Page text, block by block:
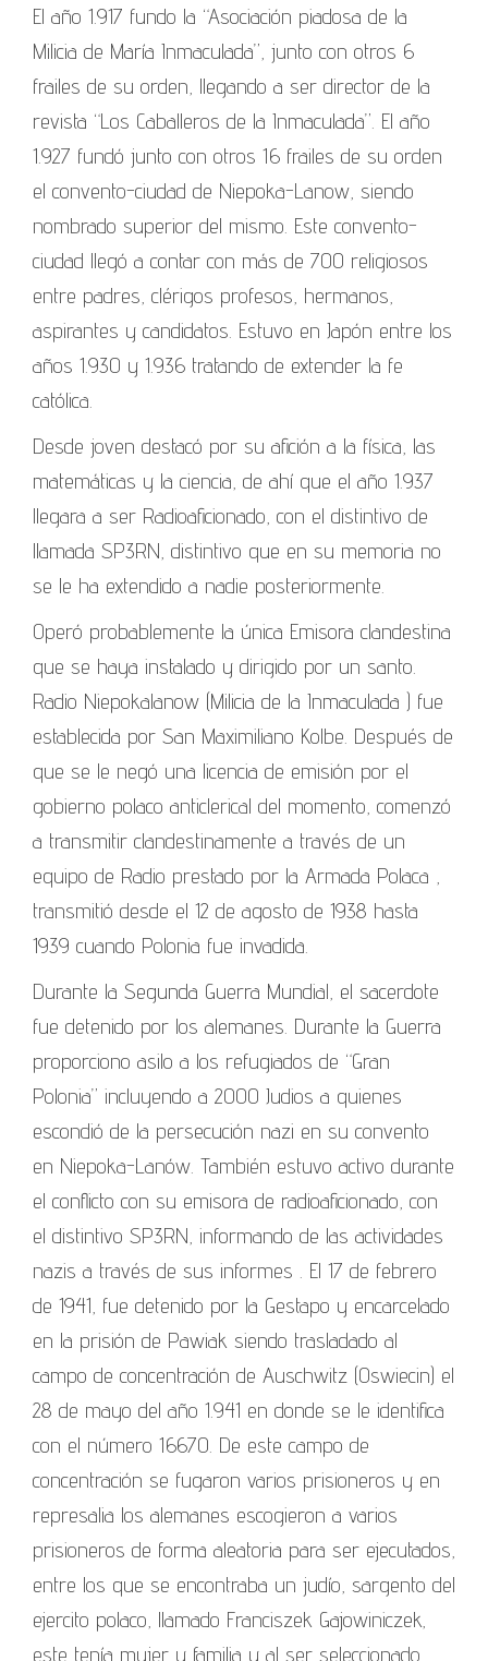
El año 1.917 fundo la “Asociación piadosa de la
Milicia de María Inmaculada”, junto con otros 6
frailes de su orden, llegando a ser director de la
revista “Los Caballeros de la Inmaculada”. El año
1.927 fundó junto con otros 16 frailes de su orden
el convento-ciudad de Niepoka-Lanow, siendo
nombrado superior del mismo. Este convento-
ciudad llegó a contar con más de 700 religiosos
entre padres, clérigos profesos, hermanos,
aspirantes y candidatos. Estuvo en Japón entre los
años 1.930 y 1.936 tratando de extender la fe
católica.
Desde joven destacó por su afición a la física, las
matemáticas y la ciencia, de ahí que el año 1.937
llegara a ser Radioaficionado, con el distintivo de
llamada SP3RN, distintivo que en su memoria no
se le ha extendido a nadie posteriormente.
Operó probablemente la única Emisora clandestina
que se haya instalado y dirigido por un santo.
Radio Niepokalanow (Milicia de la Inmaculada ) fue
establecida por San Maximiliano Kolbe. Después de
que se le negó una licencia de emisión por el
gobierno polaco anticlerical del momento, comenzó
a transmitir clandestinamente a través de un
equipo de Radio prestado por la Armada Polaca ,
transmitió desde el 12 de agosto de 1938 hasta
1939 cuando Polonia fue invadida.
Durante la Segunda Guerra Mundial, el sacerdote
fue detenido por los alemanes. Durante la Guerra
proporciono asilo a los refugiados de “Gran
Polonia” incluyendo a 2000 Judios a quienes
escondió de la persecución nazi en su convento
en Niepoka-Lanów. También estuvo activo durante
el conflicto con su emisora de radioaficionado, con
el distintivo SP3RN, informando de las actividades
nazis a través de sus informes . El 17 de febrero
de 1941, fue detenido por la Gestapo y encarcelado
en la prisión de Pawiak siendo trasladado al
campo de concentración de Auschwitz (Oswiecin) el
28 de mayo del año 1.941 en donde se le identifica
con el número 16670. De este campo de
concentración se fugaron varios prisioneros y en
represalia los alemanes escogieron a varios
prisioneros de forma aleatoria para ser ejecutados,
entre los que se encontraba un judío, sargento del
ejercito polaco, llamado Franciszek Gajowiniczek,
este tenía mujer y familia y al ser seleccionado